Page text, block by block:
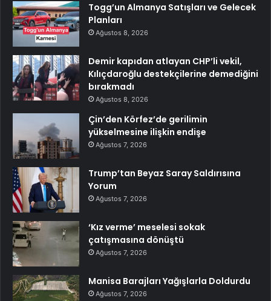
Togg’un Almanya Satışları ve Gelecek
Planları
Ağustos 8, 2026
Demir kapıdan atlayan CHP’li vekil,
Kılıçdaroğlu destekçilerine demediğini
bırakmadı
Ağustos 8, 2026
Çin’den Körfez’de gerilimin
yükselmesine ilişkin endişe
Ağustos 7, 2026
Trump’tan Beyaz Saray Saldırısına
Yorum
Ağustos 7, 2026
‘Kız verme’ meselesi sokak
çatışmasına dönüştü
Ağustos 7, 2026
Manisa Barajları Yağışlarla Doldurdu
Ağustos 7, 2026